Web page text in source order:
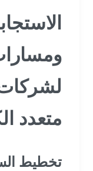
لشركات
متعدد
تخطيط